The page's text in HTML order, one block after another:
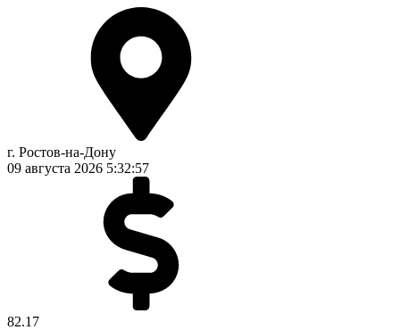
г. Ростов-на-Дону
09 августа 2026 5:32:57
82.17